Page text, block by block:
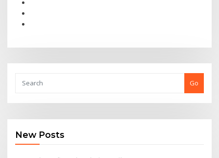
Go
New Posts